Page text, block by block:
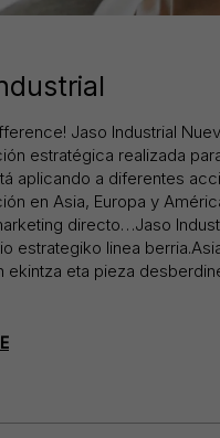
Jaso Industrial
estratégica realizada
aplicando a diferentes
en Asia, Europa y
directo…Jaso
estrategiko linea
ekintza eta pieza